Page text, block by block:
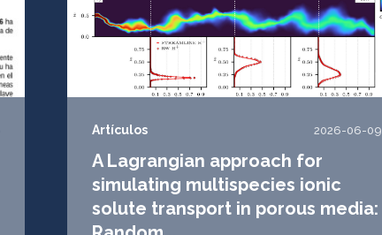
Artículos 2026-06-09
A Lagrangian approach for
simulating multispecies ionic
solute transport in porous media: